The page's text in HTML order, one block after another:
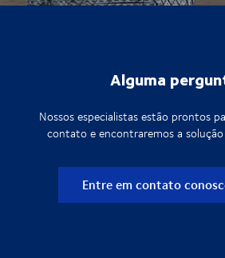
Alguma
Nossos especialistas estão prontos
contato e encontraremos a
Entre em contato